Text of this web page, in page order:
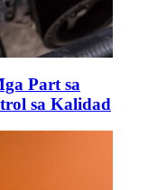
Part sa
sa Kalidad